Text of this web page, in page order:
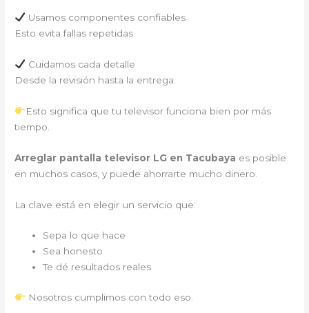
Usamos componentes confiables
Esto evita fallas repetidas.
Cuidamos cada detalle
Desde la revisión hasta la entrega.
Esto significa que tu televisor funciona bien por más
tiempo.
Arreglar pantalla televisor LG en Tacubaya es posible
en muchos casos, y puede ahorrarte mucho dinero.
La clave está en elegir un servicio que:
Sepa lo que hace
Sea honesto
Te dé resultados reales
Nosotros cumplimos con todo eso.